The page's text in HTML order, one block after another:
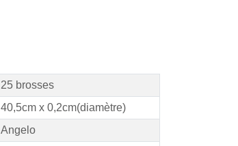
25 brosses
40,5cm x 0,2cm(diamètre)
Angelo